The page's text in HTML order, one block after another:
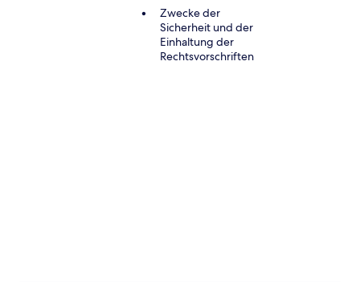
Zwecke der
Sicherheit und der
Einhaltung der
Rechtsvorschriften